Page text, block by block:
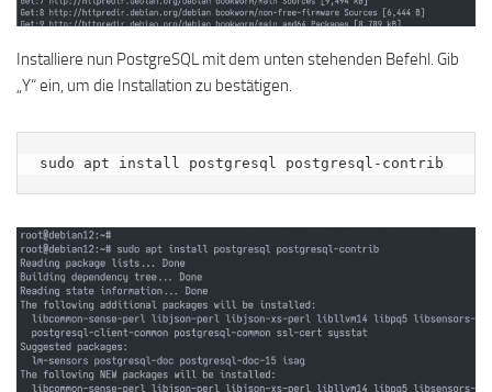
Installiere nun PostgreSQL mit dem unten stehenden Befehl. Gib
„Y“ ein, um die Installation zu bestätigen.
sudo apt install postgresql postgresql-contrib